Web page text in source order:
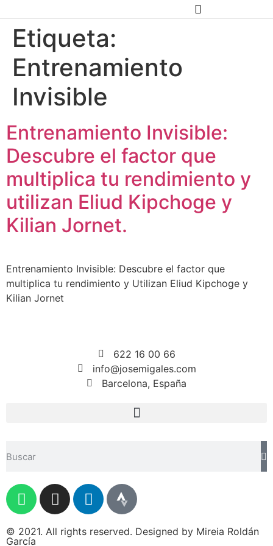
Etiqueta:
Entrenamiento
Invisible
Entrenamiento Invisible:
Descubre el factor que
multiplica tu rendimiento y
utilizan Eliud Kipchoge y
Kilian Jornet.
Entrenamiento Invisible: Descubre el factor que
multiplica tu rendimiento y Utilizan Eliud Kipchoge y
Kilian Jornet
622 16 00 66
info@josemigales.com
Barcelona, España
© 2021. All rights reserved. Designed by Mireia Roldán
García